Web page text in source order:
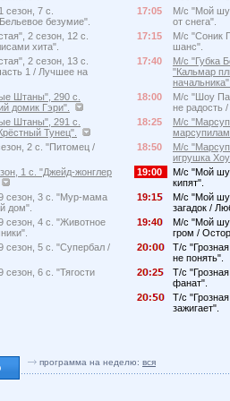
7 с.
безумие".
2 сезон, 12 с.
хита".
2 сезон, 13 с.
1 / Лучшее на
Штаны", 290 с.
домик Гэри".
Штаны", 291 с.
Тунец".
2 с. "Питомец /
1 с. "Джейд-жонглер
3 с. "Мур-мама
дом".
4 с. "Животное
5 с. "Супербал /
6 с. "Тягости
17:05
М/с "Мой
от снега".
17:15
М/с "Соник
шанс".
17:40
М/с "Губка
"Кальмар
18:00
М/с "Шоу
не радость
18:25
М/с
18:50
М/с
игрушка
19:00
М/с "Мой
кипят".
19:1
М/с "Мой
загадок /
19:4
М/с "Мой
гром /
2
:
Т/с
не понять".
2
:2
Т/с
фанат".
2
:
Т/с
зажигает".
программа на неделю: вся